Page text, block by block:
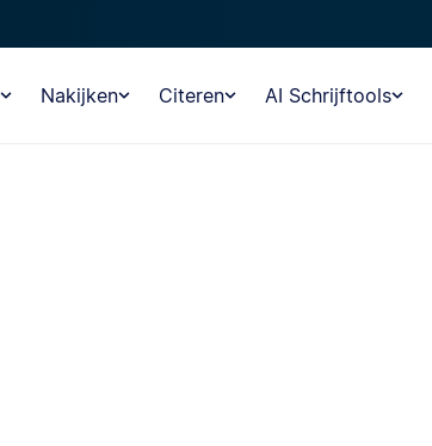
Nakijken Citeren AI Schrijftools